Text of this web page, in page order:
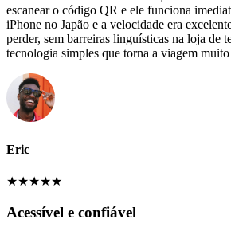
escanear o código QR e ele funciona
iPhone no Japão e a velocidade era
perder, sem barreiras linguísticas na loja de
tecnologia simples que torna a viagem
Eric
★★★★★
Acessível e confiável